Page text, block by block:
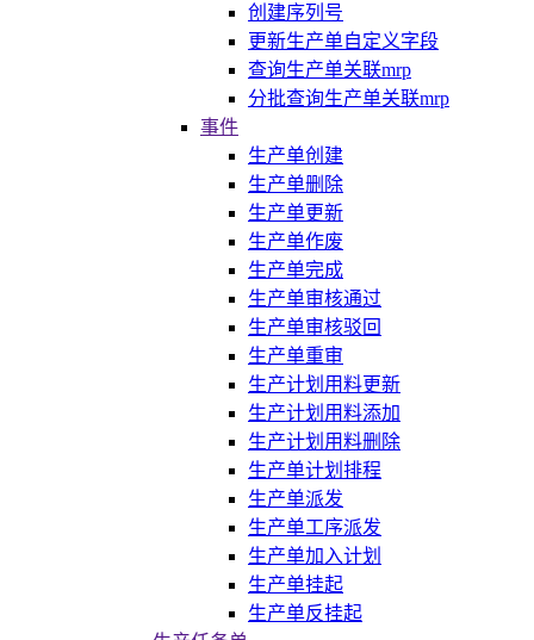
创建序列号
更新生产单自定义字段
查询生产单关联mrp
分批查询生产单关联mrp
事件
生产单创建
生产单删除
生产单更新
生产单作废
生产单完成
生产单审核通过
生产单审核驳回
生产单重审
生产计划用料更新
生产计划用料添加
生产计划用料删除
生产单计划排程
生产单派发
生产单工序派发
生产单加入计划
生产单挂起
生产单反挂起